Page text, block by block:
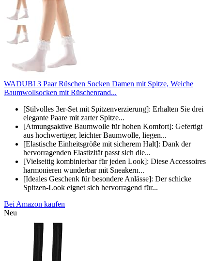
WADUBI 3 Paar Rüschen Socken Damen mit Spitze, Weiche
Baumwollsocken mit Rüschenrand...
[Stilvolles 3er-Set mit Spitzenverzierung]: Erhalten Sie drei
elegante Paare mit zarter Spitze...
[Atmungsaktive Baumwolle für hohen Komfort]: Gefertigt
aus hochwertiger, leichter Baumwolle, liegen...
[Elastische Einheitsgröße mit sicherem Halt]: Dank der
hervorragenden Elastizität passt sich die...
[Vielseitig kombinierbar für jeden Look]: Diese Accessoires
harmonieren wunderbar mit Sneakern...
[Ideales Geschenk für besondere Anlässe]: Der schicke
Spitzen-Look eignet sich hervorragend für...
Bei Amazon kaufen
Neu